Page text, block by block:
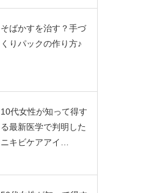
そばかすを治す？手づ
くりパックの作り方♪
10代女性が知って得す
る最新医学で判明した
ニキビケアアイ…